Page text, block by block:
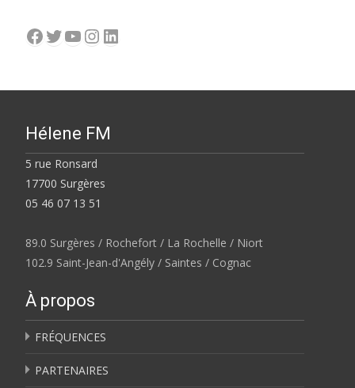
Facebook
Twitter
YouTube
Instagram
LinkedIn
Hélene FM
5 rue Ronsard
17700 Surgères
05 46 07 13 51
89.0 Surgères / Rochefort / La Rochelle / Niort
102.9 Saint-Jean-d'Angély / Saintes / Cognac
À propos
FRÉQUENCES
PARTENAIRES